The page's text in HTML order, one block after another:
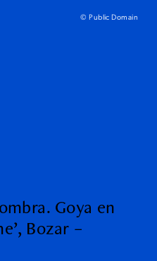
© Public Domain
Goya en
Bozar –